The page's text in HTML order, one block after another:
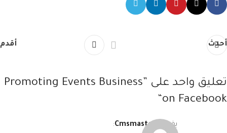
أحدث أقدم
تعليق واحد على ”Promoting Events Business
on Facebook
“
يقول Cmsmasters
: